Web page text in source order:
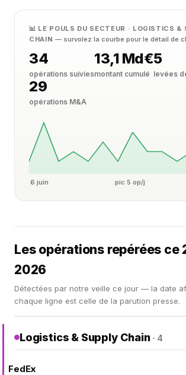
📊 LE POULS DU SECTEUR · LOGISTICS &
CHAIN — survolez la courbe pour le détail de
34
opérations suivies
13,1 Md€
montant cumulé
5
levées
29
opérations M&A
6 juin pic 5 op/j
Les opérations repérées ce
2026
Détectées par notre veille ce jour — la date
chaque ligne est celle de la parution presse.
Logistics & Supply Chain · 4
FedEx